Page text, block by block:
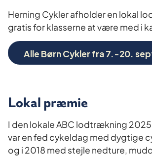
Herning Cykler afholder en lokal
gratis for klasserne at være med i
Alle Børn Cykler fra 7.-20.
Lokal præmie
I den lokale ABC lodtrækning
var en fed cykeldag med dygtige
og i 2018 med stejle nedture,